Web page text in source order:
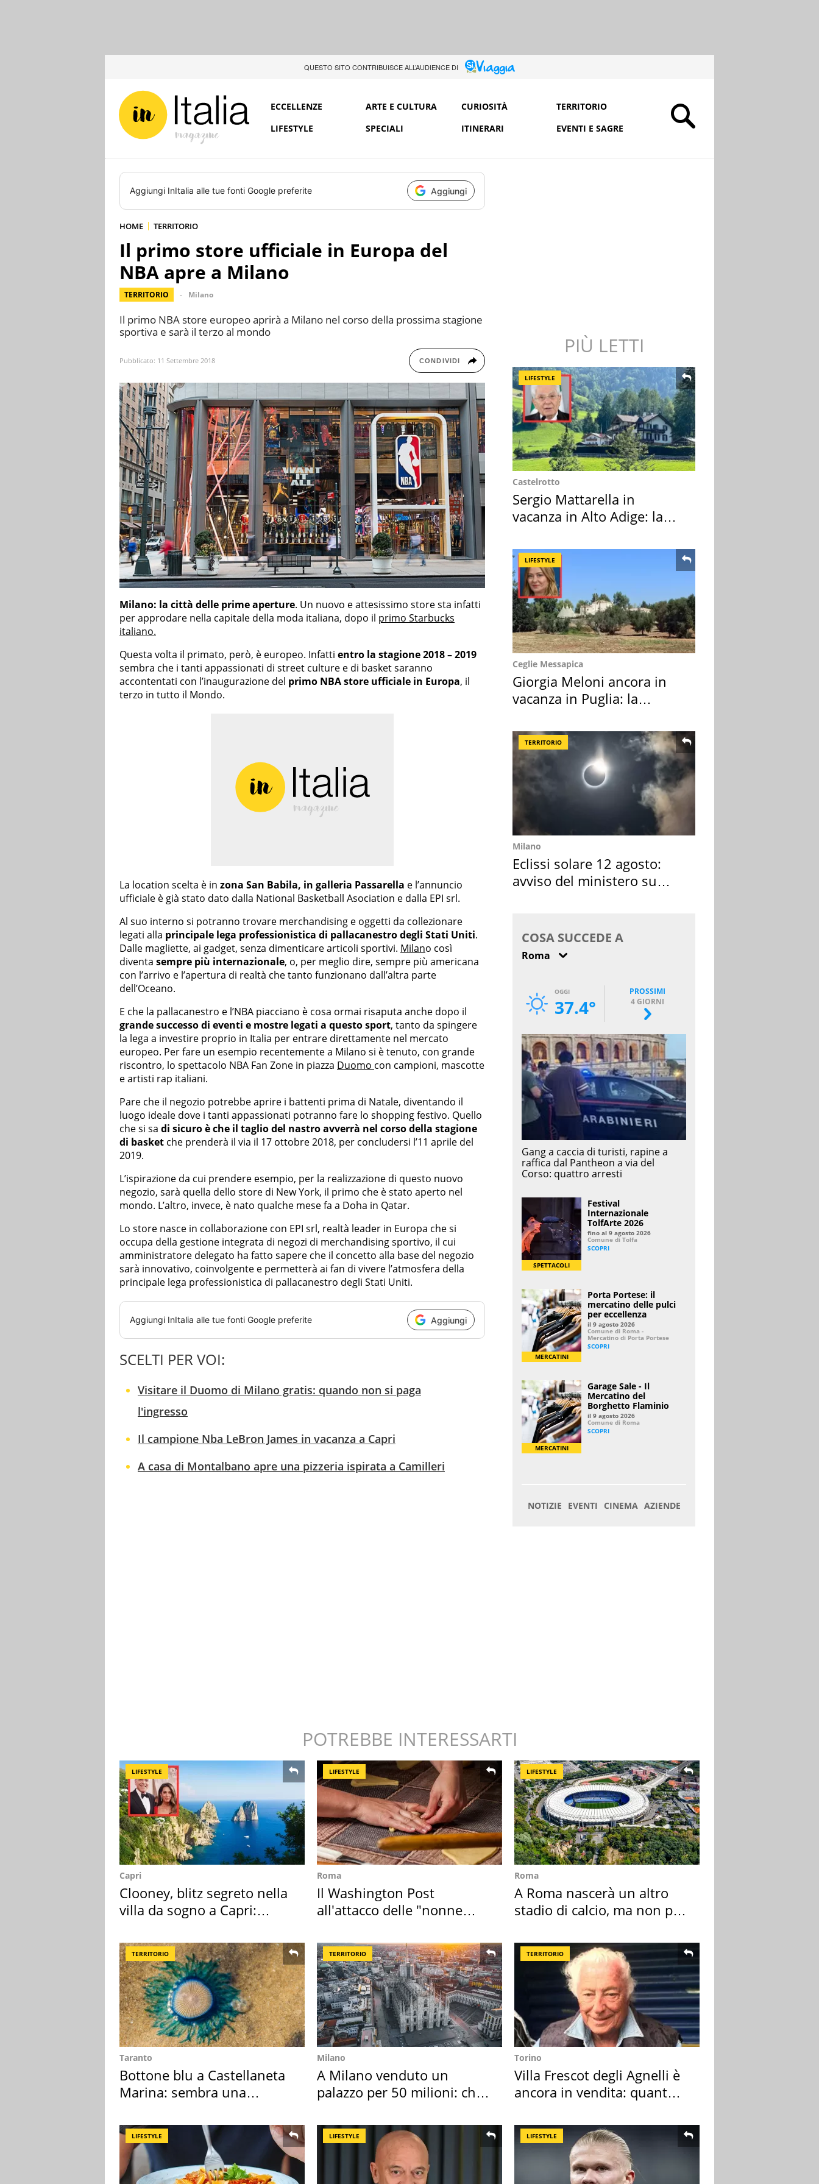
QUESTO SITO CONTRIBUISCE ALL’AUDIENCE DI
ECCELLENZE ARTE E CULTURA CURIOSITÀ
TERRITORIO
LIFESTYLE
SPECIALI ITINERARI EVENTI E SAGRE
Aggiungi InItalia alle tue fonti Google preferite Aggiungi
HOME TERRITORIO
Il primo store ufficiale in Europa del
NBA apre a Milano
TERRITORIO Milano
Il primo NBA store europeo aprirà a Milano nel corso della prossima stagione
sportiva e sarà il terzo al mondo
Pubblicato: 11 Settembre 2018 CONDIVIDI
Milano: la città delle prime aperture. Un nuovo e attesissimo store sta infatti
per approdare nella capitale della moda italiana, dopo il primo Starbucks
italiano.
Questa volta il primato, però, è europeo. Infatti entro la stagione 2018 – 2019
sembra che i tanti appassionati di street culture e di basket saranno
accontentati con l’inaugurazione del primo NBA store ufficiale in Europa, il
terzo in tutto il Mondo.
La location scelta è in zona San Babila, in galleria Passarella e l’annuncio
ufficiale è già stato dato dalla National Basketball Asociation e dalla EPI srl.
Al suo interno si potranno trovare merchandising e oggetti da collezionare
legati alla principale lega professionistica di pallacanestro degli Stati Uniti.
Dalle magliette, ai gadget, senza dimenticare articoli sportivi. Milano così
diventa sempre più internazionale, o, per meglio dire, sempre più americana
con l’arrivo e l’apertura di realtà che tanto funzionano dall’altra parte
dell’Oceano.
E che la pallacanestro e l’NBA piacciano è cosa ormai risaputa anche dopo il
grande successo di eventi e mostre legati a questo sport, tanto da spingere
la lega a investire proprio in Italia per entrare direttamente nel mercato
europeo. Per fare un esempio recentemente a Milano si è tenuto, con grande
riscontro, lo spettacolo NBA Fan Zone in piazza Duomo con campioni, mascotte
e artisti rap italiani.
Pare che il negozio potrebbe aprire i battenti prima di Natale, diventando il
luogo ideale dove i tanti appassionati potranno fare lo shopping festivo. Quello
che si sa di sicuro è che il taglio del nastro avverrà nel corso della stagione
di basket che prenderà il via il 17 ottobre 2018, per concludersi l’11 aprile del
2019.
L’ispirazione da cui prendere esempio, per la realizzazione di questo nuovo
negozio, sarà quella dello store di New York, il primo che è stato aperto nel
mondo. L’altro, invece, è nato qualche mese fa a Doha in Qatar.
Lo store nasce in collaborazione con EPI srl, realtà leader in Europa che si
occupa della gestione integrata di negozi di merchandising sportivo, il cui
amministratore delegato ha fatto sapere che il concetto alla base del negozio
sarà innovativo, coinvolgente e permetterà ai fan di vivere l’atmosfera della
principale lega professionistica di pallacanestro degli Stati Uniti.
Aggiungi InItalia alle tue fonti Google preferite Aggiungi
SCELTI PER VOI:
Visitare il Duomo di Milano gratis: quando non si paga
l'ingresso
Il campione Nba LeBron James in vacanza a Capri
A casa di Montalbano apre una pizzeria ispirata a Camilleri
PIÙ LETTI
LIFESTYLE
Castelrotto
Sergio Mattarella in
vacanza in Alto Adige: la
LIFESTYLE
Ceglie Messapica
Giorgia Meloni ancora in
vacanza in Puglia: la
TERRITORIO
Milano
Eclissi solare 12 agosto:
avviso del ministero su
POTREBBE INTERESSARTI
LIFESTYLE
Capri
Clooney, blitz segreto nella
villa da sogno a Capri:
LIFESTYLE
Roma
Il Washington Post
all'attacco delle "nonne
LIFESTYLE
Roma
A Roma nascerà un altro
stadio di calcio, ma non per
TERRITORIO
Taranto
Bottone blu a Castellaneta
Marina: sembra una
TERRITORIO
Milano
A Milano venduto un
palazzo per 50 milioni: chi
TERRITORIO
Torino
Villa Frescot degli Agnelli è
ancora in vendita: quanto
LIFESTYLE LIFESTYLE LIFESTYLE